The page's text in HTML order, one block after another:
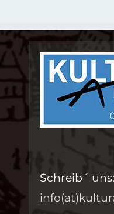
Schreib´ uns: